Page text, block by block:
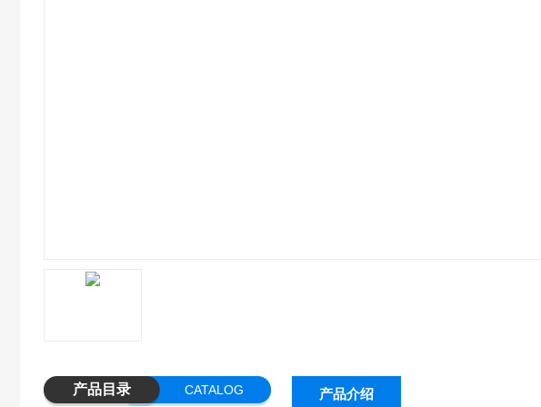
产品目录 CATALOG 产品介绍